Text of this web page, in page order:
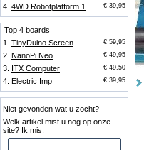
4. 4WD Robotplatform 1 € 39,95
Top 4 boards
1. TinyDuino Screen € 59,95
2. NanoPi Neo € 49,95
3. ITX Computer € 49,50
4. Electric Imp € 39,95
Niet gevonden wat u zocht?
Welk artikel mist u nog op onze
site? Ik mis: